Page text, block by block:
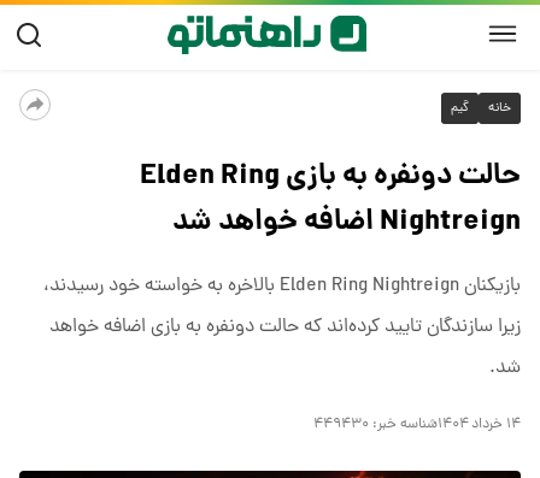
خانه گیم
حالت دونفره به بازی Elden Ring
Nightreign اضافه خواهد شد
بازیکنان Elden Ring Nightreign بالاخره به خواسته خود رسیدند،
زیرا سازندگان تایید کرده‌اند که حالت دونفره به بازی اضافه خواهد
شد.
۱۴ خرداد ۱۴۰۴ شناسه خبر: ۴۴۹۴۳۰